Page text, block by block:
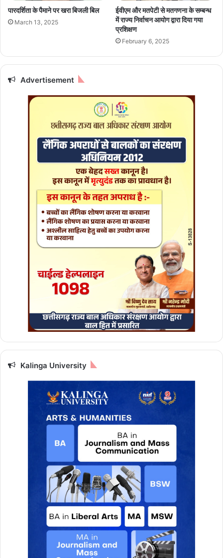
पारदर्शिता के पैमाने पर खरा बिजली बिल
March 13, 2025
ईवीएम और मतपेटी से मतगणना के सम्बन्ध
में राज्य निर्वाचन आयोग द्वारा दिया गया
प्रशिक्षण
February 6, 2025
Advertisement
Kalinga University